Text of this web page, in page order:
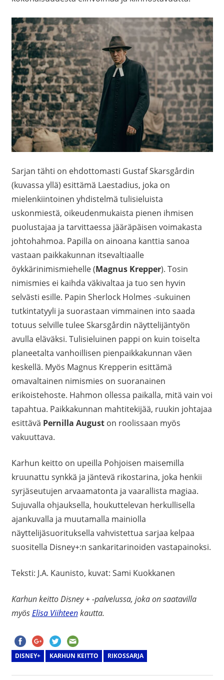
Sarjan tähti on ehdottomasti Gustaf Skarsgårdin
(kuvassa yllä) esittämä Laestadius, joka on
mielenkiintoinen yhdistelmä tulisieluista
uskonmiestä, oikeudenmukaista pienen ihmisen
puolustajaa ja tarvittaessa jääräpäisen voimakasta
johtohahmoa. Papilla on ainoana kanttia sanoa
vastaan paikkakunnan itsevaltiaalle
öykkärinimismiehelle (Magnus Krepper). Tosin
nimismies ei kaihda väkivaltaa ja tuo sen hyvin
selvästi esille. Papin Sherlock Holmes -sukuinen
tutkintatyyli ja suorastaan vimmainen into saada
totuus selville tulee Skarsgårdin näyttelijäntyön
avulla eläväksi. Tulisieluinen pappi on kuin toiselta
planeetalta vanhoillisen pienpaikkakunnan väen
keskellä. Myös Magnus Krepperin esittämä
omavaltainen nimismies on suoranainen
erikoistehoste. Hahmon ollessa paikalla, mitä vain voi
tapahtua. Paikkakunnan mahtitekijää, ruukin johtajaa
esittävä Pernilla Auguston roolissaan myös
vakuuttava.
Karhun keitto on upeilla Pohjoisen maisemilla
kruunattu synkkä ja jäntevä rikostarina, joka henkii
syrjäseutujen arvaamatonta ja vaarallista magiaa.
Sujuvalla ohjauksella, houkuttelevan herkullisella
ajankuvalla ja muutamalla mainiolla
näyttelijäsuorituksella vahvistettua sarjaa kelpaa
suositella Disney+:n sankaritarinoiden vastapainoksi.
Teksti: J.A. Kaunisto, kuvat: Sami Kuokkanen
Karhun keitto Disney + -palvelussa, joka on saatavilla
myösElisa Viihteenkautta.
DISNEY+ KARHUN KEITTO RIKOSSARJA